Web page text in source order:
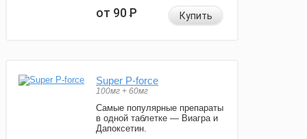
от 90Р Купить
Super P-force
100мг + 60мг
Самые популярные препараты
в одной таблетке — Виагра и
Дапоксетин.